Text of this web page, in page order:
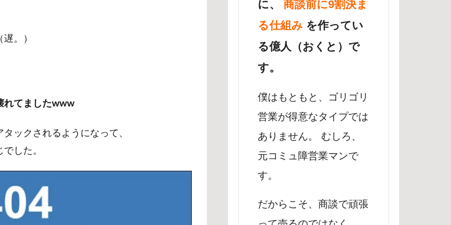
。）
れてましたwww
ックされるようになって、
した。
に、 商談前に9割決ま
る仕組み を作ってい
る億人（おくと）で
す。
僕はもともと、ゴリゴリ
営業が得意なタイプでは
ありません。 むしろ、
元コミュ障営業マンで
す。
だからこそ、商談で頑張